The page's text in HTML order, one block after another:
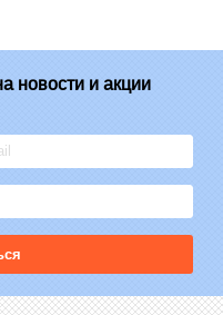
новости и акции